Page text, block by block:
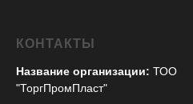
КОНТАКТЫ
Название организации: ТОО
"ТоргПромПласт"